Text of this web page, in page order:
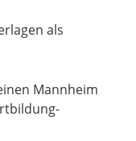
als
Mannheim